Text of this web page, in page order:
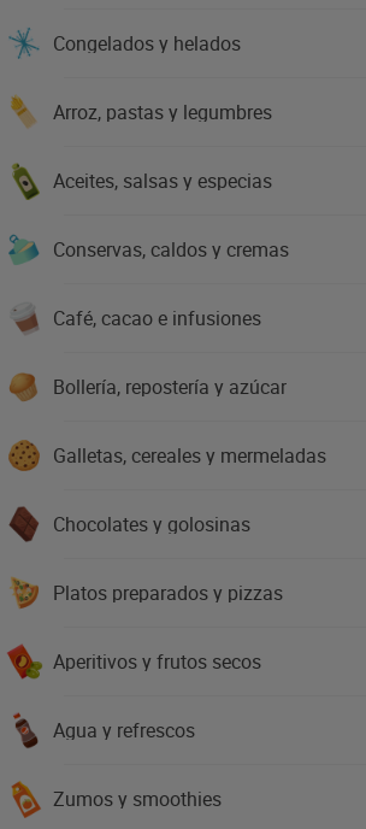
Congelados y helados
Arroz, pastas y legumbres
Aceites, salsas y especias
Conservas, caldos y cremas
Café, cacao e infusiones
Bollería, repostería y azúcar
Galletas, cereales y mermeladas
Chocolates y golosinas
Platos preparados y pizzas
Aperitivos y frutos secos
Agua y refrescos
Zumos y smoothies